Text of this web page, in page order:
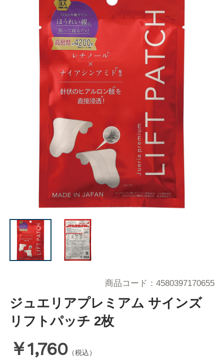
ジュエリアプレミアム サインズ
リフトパッチ 2枚
￥1,760 （税込）
商品コード 4580397170655